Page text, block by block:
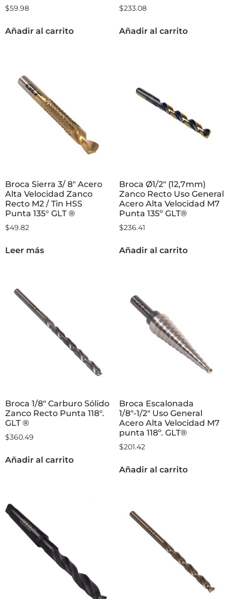
$59.98
Añadir al carrito
$233.08
Añadir al carrito
Broca Sierra 3/ 8″ Acero
Alta Velocidad Zanco
Recto M2 / Tin HSS
Punta 135° GLT ®
$49.82
Leer más
Broca Ø1/2″ (12,7mm)
Zanco Recto Uso General
Acero Alta Velocidad M7
Punta 135º GLT®
$236.41
Añadir al carrito
Broca 1/8″ Carburo Sólido
Zanco Recto Punta 118°.
GLT ®
$360.49
Añadir al carrito
Broca Escalonada
1/8″-1/2″ Uso General
Acero Alta Velocidad M7
punta 118º. GLT®
$201.42
Añadir al carrito